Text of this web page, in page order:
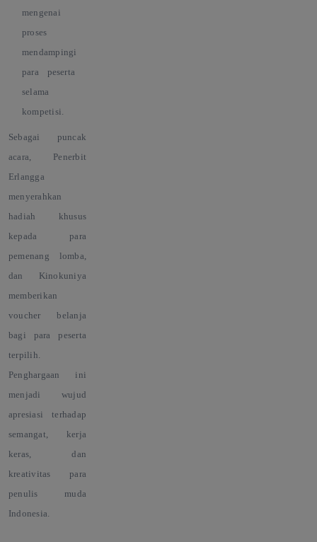
mengenai
proses
mendampingi
para peserta
selama
kompetisi.
Sebagai puncak
acara, Penerbit
Erlangga
menyerahkan
hadiah khusus
kepada para
pemenang lomba,
dan Kinokuniya
memberikan
voucher belanja
bagi para peserta
terpilih.
Penghargaan ini
menjadi wujud
apresiasi terhadap
semangat, kerja
keras, dan
kreativitas para
penulis muda
Indonesia.